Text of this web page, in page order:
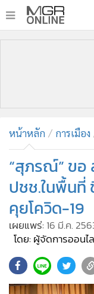
• บันเทิง
ผู้จัดการรายวัน
คอลัมนิสต์
• ละคร
• CbizReview
• Cyber BIZ
• Good health &
• Green Innovation
หน้าหลัก การเมือง
“สุภรณ์” ขอ
ปชช.ในพื้นที่
คุยโควิด-19
เผยแพร่: 16 มี.ค.
โดย: ผู้จัดการออนไ